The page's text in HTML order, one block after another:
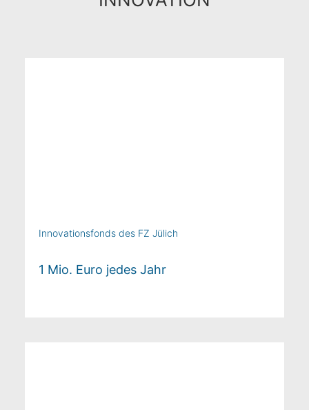
Innovationsfonds des FZ Jülich
1 Mio. Euro jedes Jahr